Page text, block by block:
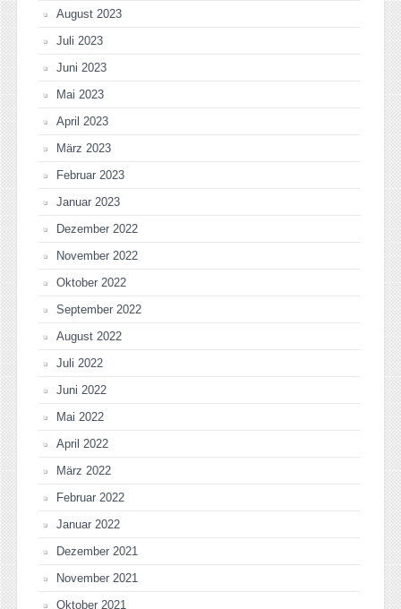
August 2023
Juli 2023
Juni 2023
Mai 2023
April 2023
März 2023
Februar 2023
Januar 2023
Dezember 2022
November 2022
Oktober 2022
September 2022
August 2022
Juli 2022
Juni 2022
Mai 2022
April 2022
März 2022
Februar 2022
Januar 2022
Dezember 2021
November 2021
Oktober 2021